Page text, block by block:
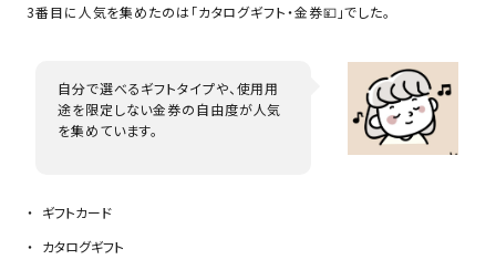
3番目に人気を集めたのは「カタログギフト・金券💴」でした。
自分で選べるギフトタイプや、使用用
途を限定しない金券の自由度が人気
を集めています。
ギフトカード
カタログギフト